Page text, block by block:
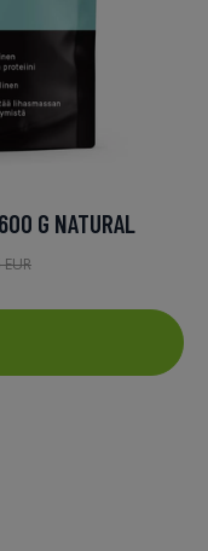
G NATURAL